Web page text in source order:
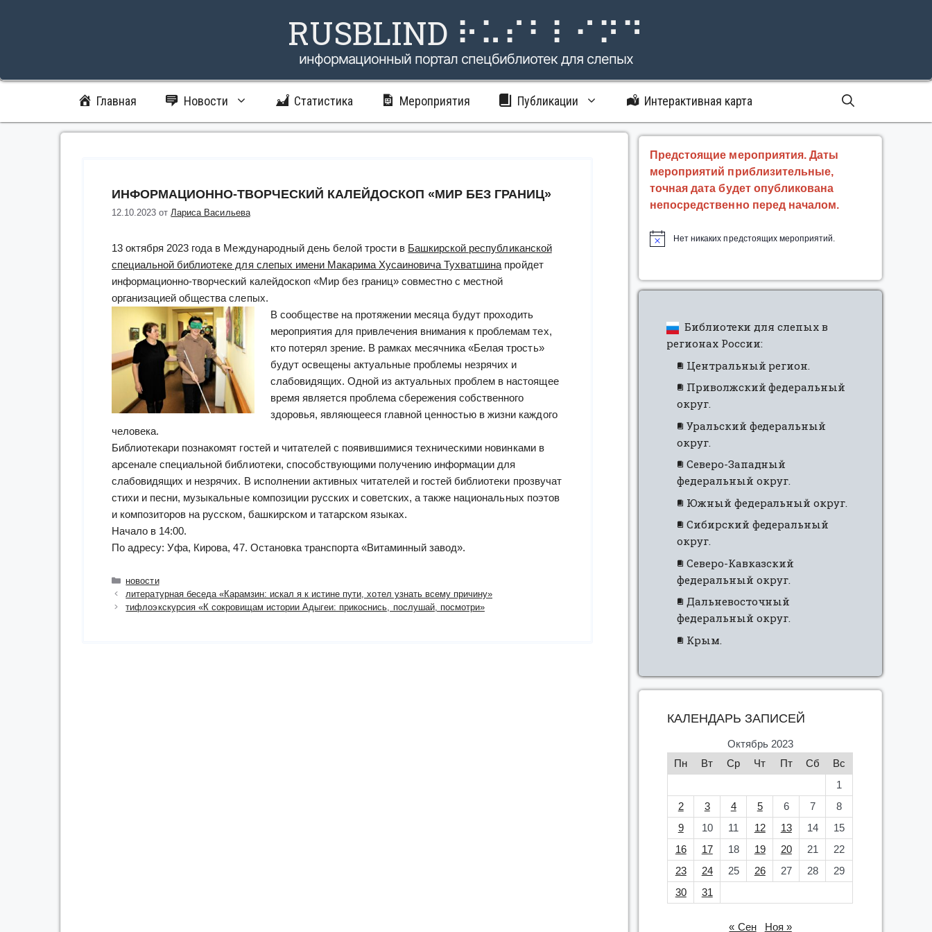
RUSBLIND ⠗⠥⠎⠃⠇⠊⠝⠙
информационный портал спецбиблиотек для слепых
Главная Новости Статистика Мероприятия Публикации Интерактивная карта
ИНФОРМАЦИОННО-ТВОРЧЕСКИЙ КАЛЕЙДОСКОП «МИР БЕЗ ГРАНИЦ»
12.10.2023 отЛариса Васильева
13 октября 2023 года в Международный день белой трости в Башкирской республиканской
специальной библиотеке для слепых имени Макарима Хусаиновича Тухватшина пройдет
информационно-творческий калейдоскоп «Мир без границ» совместно с местной
организацией общества слепых.
В сообществе на протяжении месяца будут проходить
мероприятия для привлечения внимания к проблемам тех,
кто потерял зрение. В рамках месячника «Белая трость»
будут освещены актуальные проблемы незрячих и
слабовидящих. Одной из актуальных проблем в настоящее
время является проблема сбережения собственного
здоровья, являющееся главной ценностью в жизни каждого
человека.
Библиотекари познакомят гостей и читателей с появившимися техническими новинками в
арсенале специальной библиотеки, способствующими получению информации для
слабовидящих и незрячих. В исполнении активных читателей и гостей библиотеки прозвучат
стихи и песни, музыкальные композиции русских и советских, а также национальных поэтов
и композиторов на русском, башкирском и татарском языках.
Начало в 14:00.
По адресу: Уфа, Кирова, 47. Остановка транспорта «Витаминный завод».
Рубрики
новости
литературная беседа «Карамзин: искал я к истине пути, хотел узнать всему причину»
тифлоэкскурсия «К сокровищам истории Адыгеи: прикоснись, послушай, посмотри»
Предстоящие мероприятия. Даты
мероприятий приблизительные,
точная дата будет опубликована
непосредственно перед началом.
Нет никаких предстоящих мероприятий.
Библиотеки для слепых в
регионах России:
Центральный регион.
Приволжский федеральный
округ.
Уральский федеральный
округ.
Северо-Западный
федеральный округ.
Южный федеральный округ.
Сибирский федеральный
округ.
Северо-Кавказский
федеральный округ.
Дальневосточный
федеральный округ.
Крым.
КАЛЕНДАРЬ ЗАПИСЕЙ
Октябрь 2023
Пн
Вт Ср Чт Пт Сб
Вс
1
2
3 4 5 6 7
8
9
10 11 12 13 14
15
16
17 18 19 20 21
22
23
24 25 26 27 28
29
30
31
« Сен Ноя »